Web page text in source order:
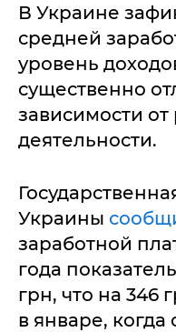
В Украине
средней
уровень
существенно
зависимости
деятельности.
Украины
заработной
года
грн, что на 346
в январе, когда